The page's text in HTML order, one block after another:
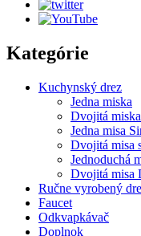
Kategórie
Kuchynský drez
Jedna miska
Dvojitá miska
Jedna misa
Dvojitá misa
Jednoduchá
Dvojitá misa
Ručne vyrobený
Faucet
Odkvapkávač
Doplnok